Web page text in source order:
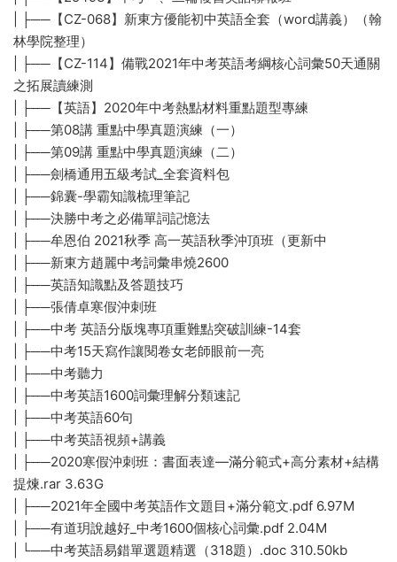
| ├──【CZ-068】新東方優能初中英語全套（word講義）（翰
林學院整理）
| ├──【CZ-114】備戰2021年中考英語考綱核心詞彙50天通關
之拓展讀練測
| ├──【英語】2020年中考熱點材料重點題型專練
| ├──第08講 重點中學真題演練（一）
| ├──第09講 重點中學真題演練（二）
| ├──劍橋通用五級考試_全套資料包
| ├──錦囊-學霸知識梳理筆記
| ├──決勝中考之必備單詞記憶法
| ├──牟恩伯 2021秋季 高一英語秋季沖頂班（更新中
| ├──新東方趙麗中考詞彙串燒2600
| ├──英語知識點及答題技巧
| ├──張倩卓寒假沖刺班
| ├──中考 英語分版塊專項重難點突破訓練-14套
| ├──中考15天寫作讓閱卷女老師眼前一亮
| ├──中考聽力
| ├──中考英語1600詞彙理解分類速記
| ├──中考英語60句
| ├──中考英語視頻+講義
| ├──2020寒假沖刺班：書面表達—滿分範式+高分素材+結構
提煉.rar 3.63G
| ├──2021年全國中考英語作文題目+滿分範文.pdf 6.97M
| ├──有道玥說越好_中考1600個核心詞彙.pdf 2.04M
| └──中考英語易錯單選題精選（318題）.doc 310.50kb